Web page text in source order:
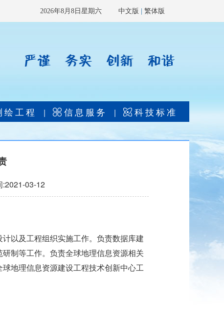
2026年8月8日星期六 中文版 繁体版
绘工程 | 信息服务 | 科技标准
03-12
以及工程组织实施工作。负责数据库建
制等工作。负责全球地理信息资源相关
地理信息资源建设工程技术创新中心工